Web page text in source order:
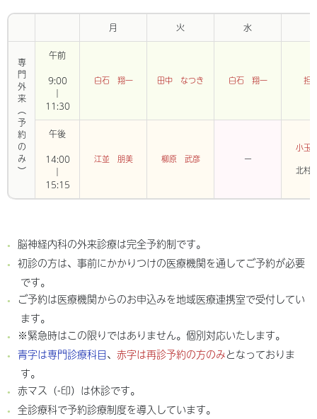
月 火 水
専門外来
（予約のみ）
午前
9:00
｜
11:30
白石 翔一 田中 なつき 白石 翔一 担
午後
14:00
｜
15:15
江並 朋美 柳原 武彦 ー
小玉
北村
脳神経内科の外来診療は完全予約制です。
初診の方は、事前にかかりつけの医療機関を通してご予約が必要
です。
ご予約は医療機関からのお申込みを地域医療連携室で受付してい
ます。
※緊急時はこの限りではありません。個別対応いたします。
青字は専門診療科目、 赤字は再診予約の方のみとなっておりま
す。
赤マス（-印）は休診です。
全診療科で予約診療制度を導入しています。